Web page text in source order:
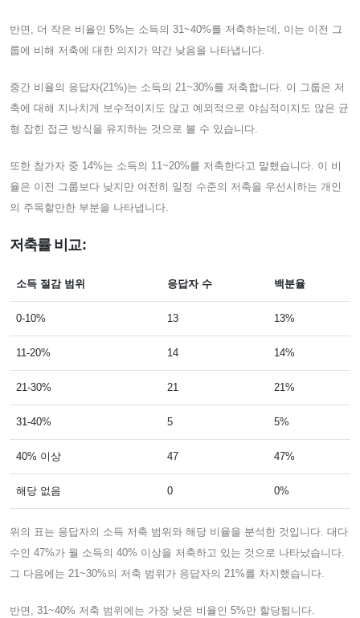
반면, 더 작은 비율인 5%는 소득의 31~40%를 저축하는데, 이는 이전 그
룹에 비해 저축에 대한 의지가 약간 낮음을 나타냅니다.
중간 비율의 응답자(21%)는 소득의 21~30%를 저축합니다. 이 그룹은 저
축에 대해 지나치게 보수적이지도 않고 예외적으로 야심적이지도 않은 균
형 잡힌 접근 방식을 유지하는 것으로 볼 수 있습니다.
또한 참가자 중 14%는 소득의 11~20%를 저축한다고 말했습니다. 이 비
율은 이전 그룹보다 낮지만 여전히 일정 수준의 저축을 우선시하는 개인
의 주목할만한 부분을 나타냅니다.
저축률 비교:
소득 절감 범위 응답자 수 백분율
0-10% 13 13%
11-20% 14 14%
21-30% 21 21%
31-40% 5 5%
40% 이상 47 47%
해당 없음 0 0%
위의 표는 응답자의 소득 저축 범위와 해당 비율을 분석한 것입니다. 대다
수인 47%가 월 소득의 40% 이상을 저축하고 있는 것으로 나타났습니다.
그 다음에는 21~30%의 저축 범위가 응답자의 21%를 차지했습니다.
반면, 31~40% 저축 범위에는 가장 낮은 비율인 5%만 할당됩니다.